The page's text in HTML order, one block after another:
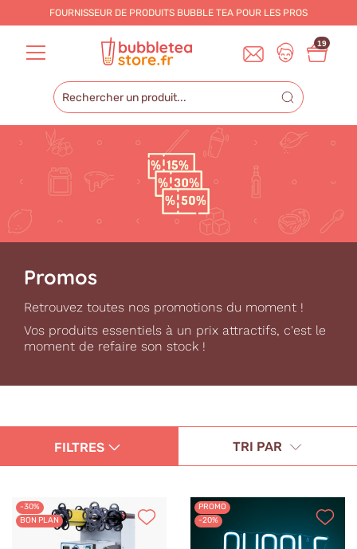
Promos
Retrouvez toutes nos promotions du moment !
Vos produits essentiels à un prix attractifs, c'est le
moment de refaire son stock !
FILTRES TRI PAR
-30%
BON PLAN
PROMO
-20%
FOURNISSEUR DE PRODUITS BUBBLE TEA POUR LES PROS
19